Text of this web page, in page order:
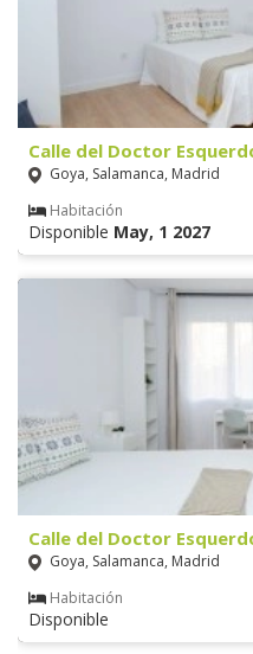
Calle del Doctor
Goya, Salamanca, Madrid
Habitación
Disponible May, 1 2027
Calle del Doctor
Goya, Salamanca, Madrid
Habitación
Disponible